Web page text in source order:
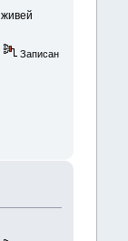
Записан